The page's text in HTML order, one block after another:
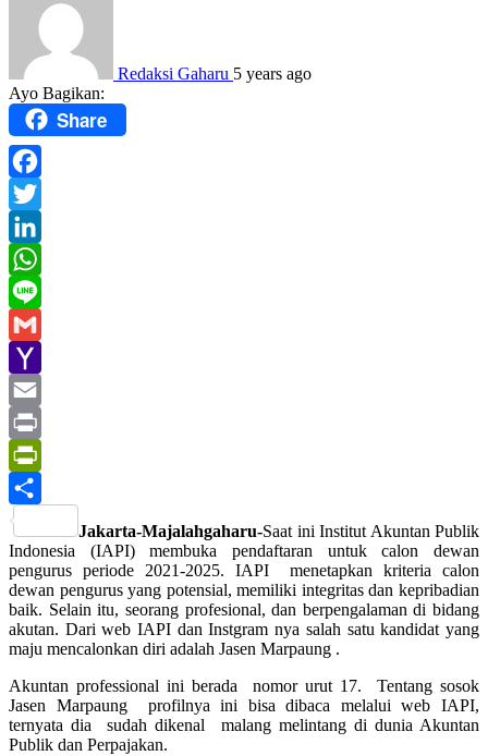
Redaksi Gaharu 5 years ago
Ayo Bagikan:
Share
Facebook
Twitter
LinkedIn
WhatsApp
Line
Gmail
Yahoo
Mail
Email
Print
PrintFriendly
Jakarta-Majalahgaharu-Saat ini Institut Akuntan Publik
Indonesia (IAPI) membuka pendaftaran untuk calon dewan
pengurus periode 2021-2025. IAPI menetapkan kriteria calon
dewan pengurus yang potensial, memiliki integritas dan kepribadian
baik. Selain itu, seorang profesional, dan berpengalaman di bidang
akutan. Dari web IAPI dan Instgram nya salah satu kandidat yang
maju mencalonkan diri adalah Jasen Marpaung .
Akuntan professional ini berada nomor urut 17. Tentang sosok
Jasen Marpaung profilnya ini bisa dibaca melalui web IAPI,
ternyata dia sudah dikenal malang melintang di dunia Akuntan
Publik dan Perpajakan.